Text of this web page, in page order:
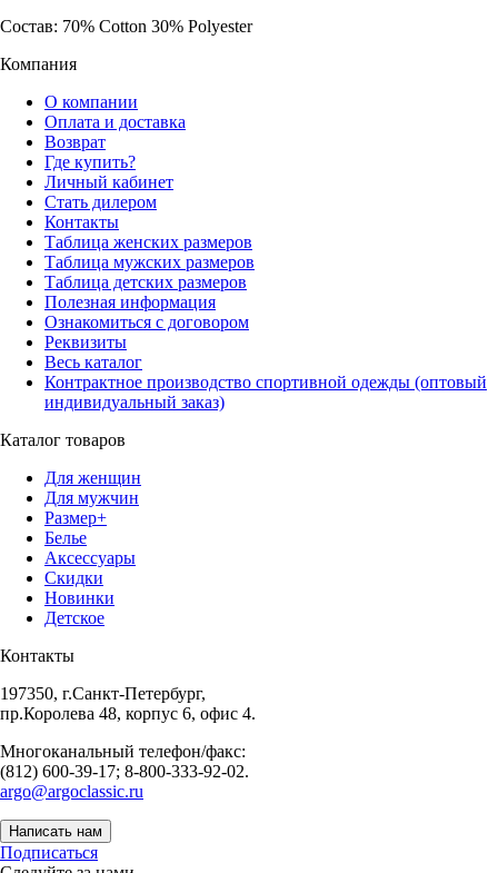
Состав: 70% Cotton 30% Polyester
Компания
О компании
Оплата и доставка
Возврат
Где купить?
Личный кабинет
Стать дилером
Контакты
Таблица женских размеров
Таблица мужских размеров
Таблица детских размеров
Полезная информация
Ознакомиться с договором
Реквизиты
Весь каталог
Контрактное производство спортивной одежды (оптовый
индивидуальный заказ)
Каталог товаров
Для женщин
Для мужчин
Размер+
Белье
Аксессуары
Скидки
Новинки
Детское
Контакты
197350, г.Санкт-Петербург,
пр.Королева 48, корпус 6, офис 4.
Многоканальный телефон/факс:
(812) 600-39-17; 8-800-333-92-02.
argo@argoclassic.ru
Написать нам
Подписаться